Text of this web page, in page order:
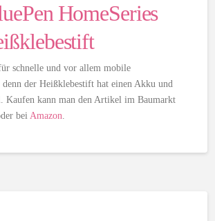
HomeSeries
schnelle und vor allem mobile
denn der Heißklebestift hat einen Akku und
Kaufen kann man den Artikel im Baumarkt
beiAmazon.